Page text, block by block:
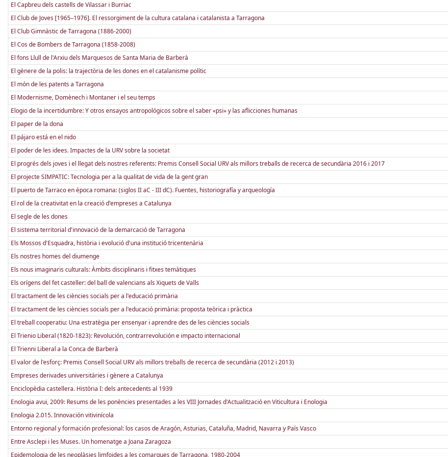
El Capbreu dels castells de Vilassar i Burriac
El Club de Joves [1965–1976]. El ressorgiment de la cultura catalana i catalanista a Tarragona
El Club Gimnàstic de Tarragona (1886-2000)
El Cos de Bombers de Tarragona (1858-2008)
El fons Llull de l'Arxiu dels Marquesos de Santa Maria de Barberà
El gènere de la polis: la trajectòria de les dones en el catalanisme polític
El món de les patents a Tarragona
El Modernisme, Domènech i Montaner i el seu temps
Elogio de la incertidumbre: Y otros ensayos antropológicos sobre el saber «psi» y las aflicciones humanas
El paper de la dona
El pájaro está en el nido
El poder de les idees. Impactes de la URV sobre la societat
El progrés dels joves i el llegat dels nostres referents: Premis Consell Social URV als millors treballs de recerca de secundària 2016 i 2017
El projecte SIMPATIC: Tecnologia per a la qualitat de vida de la gent gran
El puerto de Tarraco en época romana: (siglos II aC - III dC). Fuentes, historiografía y arqueología
El rol de la creativitat en la creació d'empreses a Catalunya
El segle de les dones
El sistema territorial d'innovació de la demarcació de Tarragona
Els Mossos d'Esquadra, història i evolució d'una institució tricentenària
Els nostres homes del diumenge
Els nous imaginaris culturals: Àmbits disciplinaris i fitxes temàtiques
Els orígens del fet casteller: del ball de valencians als Xiquets de Valls
El tractament de les ciències socials per a l'educació primària
El tractament de les ciències socials per a l'educació primària: proposta teòrica i pràctica
El treball cooperatiu: Una estratègia per ensenyar i aprendre des de les ciències socials
El Trienio Liberal (1820-1823): Revolución, contrarrevolución e impacto internacional
El Trienni Liberal a la Conca de Barberà
El valor de l'esforç: Premis Consell Social URV als millors treballs de recerca de secundària (2012 i 2013)
Empreses derivades universitàries i gènere a Catalunya
Enciclopèdia castellera. Història I: dels antecedents al 1939
Enologia avui, 2009: Resums de les ponències presentades a les VIII Jornades d'Actualització en Viticultura i Enologia
Enologia 2.015. Innovación vitivinícola
Entorno regional y formación profesional: los casos de Aragón, Asturias, Cataluña, Madrid, Navarra y País Vasco
Entre Asclepi i les Muses. Un homenatge a Joana Zaragoza
Epidemologia de les neoplàsies limfoides a les comarques de Tarragona, 1980-2004